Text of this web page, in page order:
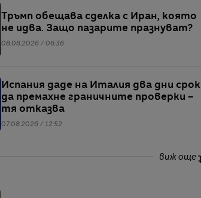
Тръмп обещава сделка с Иран, която
не идва. Защо пазарите празнуват?
08.08.2026 / 06:36
Испания даде на Италия два дни срок
да премахне граничните проверки –
тя отказва
07.08.2026 / 12:52
виж още